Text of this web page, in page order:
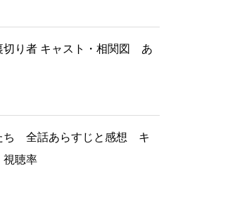
切り者 キャスト・相関図 あ
ち 全話あらすじと感想 キ
聴率